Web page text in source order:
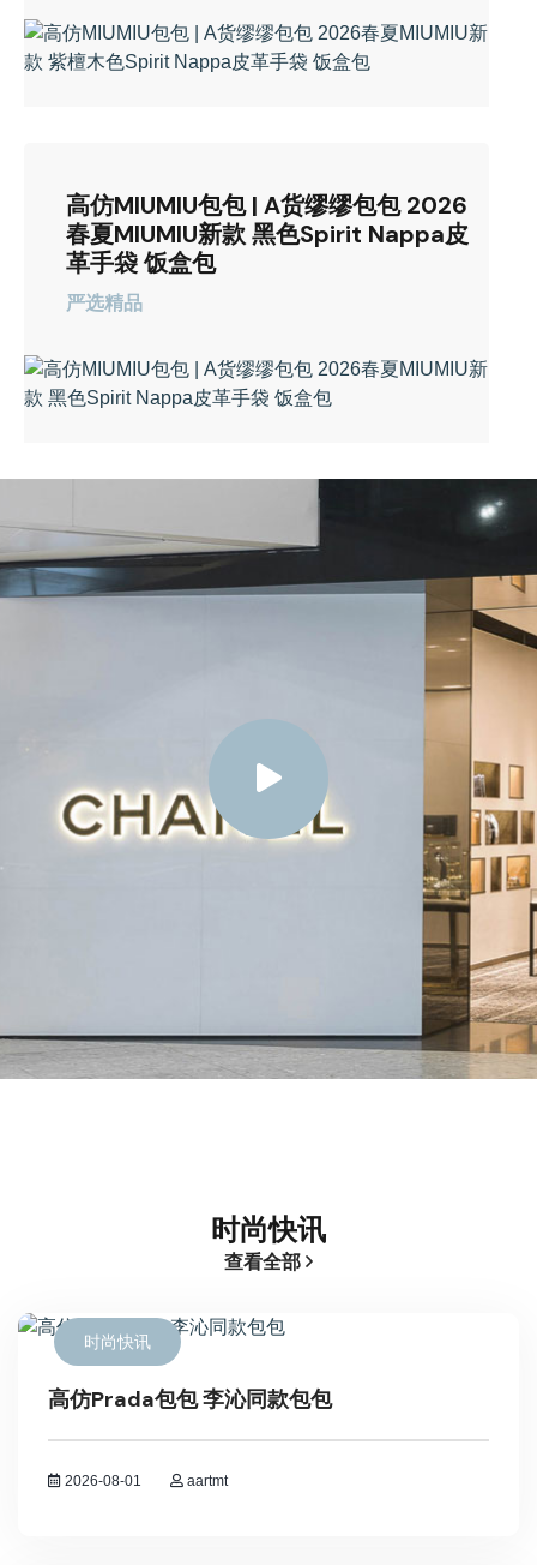
高仿MIUMIU包包 | A货缪缪包包 2026
春夏MIUMIU新款 黑色Spirit Nappa皮
革手袋 饭盒包
严选精品
时尚快讯
查看全部
时尚快讯
高仿Prada包包 李沁同款包包
2026-08-01 aartmt